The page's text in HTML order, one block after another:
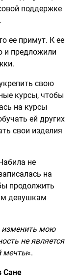
поддержке
ее примут. К ее
и предложили
свою
курсы, чтобы
на курсы
ей других
свои изделия
не
на
продолжить
девушкам
изменить мою
не является
мечты«.
Сане